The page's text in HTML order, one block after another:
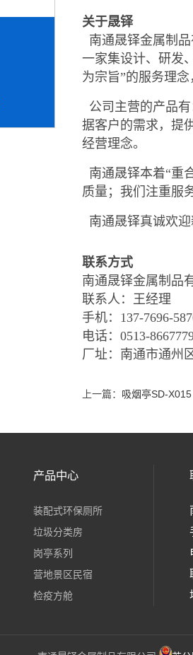
关于晟铎
南通晟铎金属制
一家集设计、研发
为宗旨”的服务理
公司主营的产品
据客户的需求，提
经营理念。
南通晟铎本着“重
质量；我们注重服
南通晟铎真诚欢
联系方式
南通晟铎金属制品
联系人：王经理
手机：137-7696-
电话：0513-
厂址：南通市通州
上一篇： 吸烟亭SD-X015
产品中心
装配式环保厕所
垃圾分类房
岗亭系列
营地景区民宿
检疫方舱